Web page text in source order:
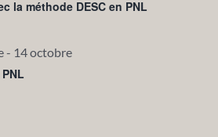
la méthode DESC en PNL
- 14 octobre